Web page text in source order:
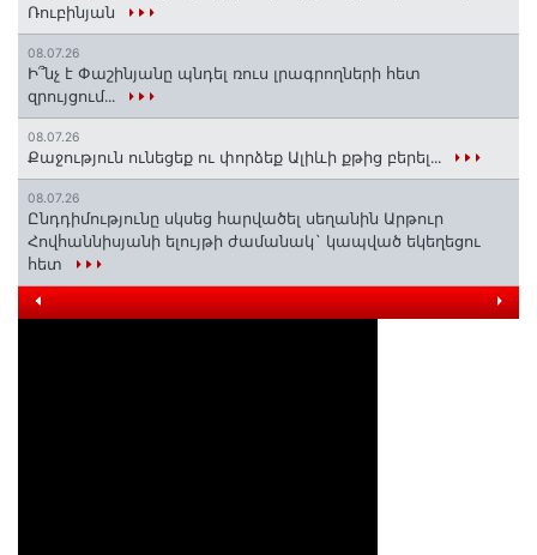
Ռուբինյան
08.07.26
Ի՞նչ է Փաշինյանը պնդել ռուս լրագրողների հետ
զրույցում․․․
08.07.26
Քաջություն ունեցեք ու փորձեք Ալիևի քթից բերել․․․
08.07.26
Ընդդիմությունը սկսեց հարվածել սեղանին Արթուր
Հովհաննիսյանի ելույթի ժամանակ` կապված եկեղեցու
հետ